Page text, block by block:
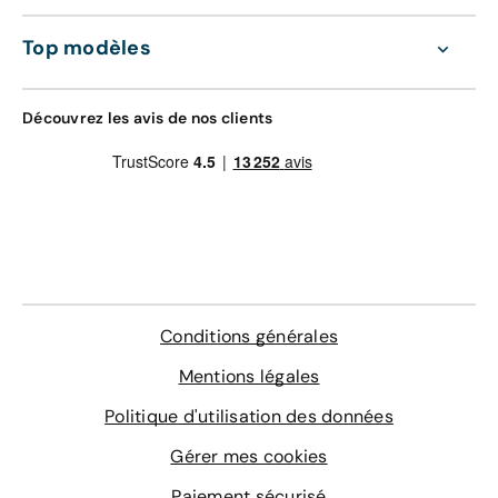
d'oeuvre valable dans le réseau constructeur
(Europe)
remorquage et véhicule de prêt)
Contrôle technique
168 €
Gravage des vitres
Top modèles
Découvrez les avis de nos clients
Conditions générales
Mentions légales
Politique d'utilisation des données
Gérer mes cookies